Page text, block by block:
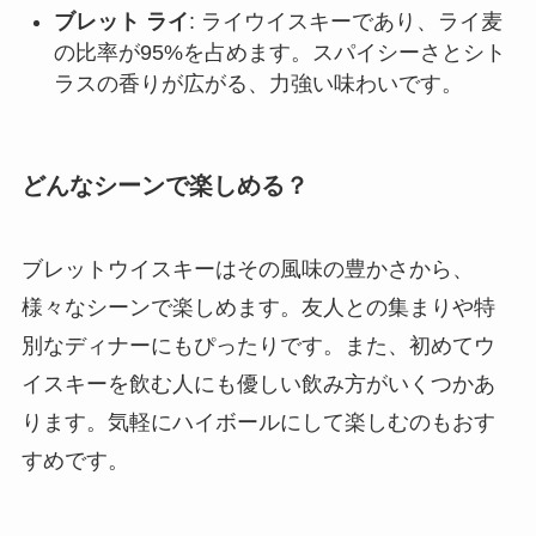
ブレット ライ: ライウイスキーであり、ライ麦
の比率が95%を占めます。スパイシーさとシト
ラスの香りが広がる、力強い味わいです。
どんなシーンで楽しめる？
ブレットウイスキーはその風味の豊かさから、
様々なシーンで楽しめます。友人との集まりや特
別なディナーにもぴったりです。また、初めてウ
イスキーを飲む人にも優しい飲み方がいくつかあ
ります。気軽にハイボールにして楽しむのもおす
すめです。